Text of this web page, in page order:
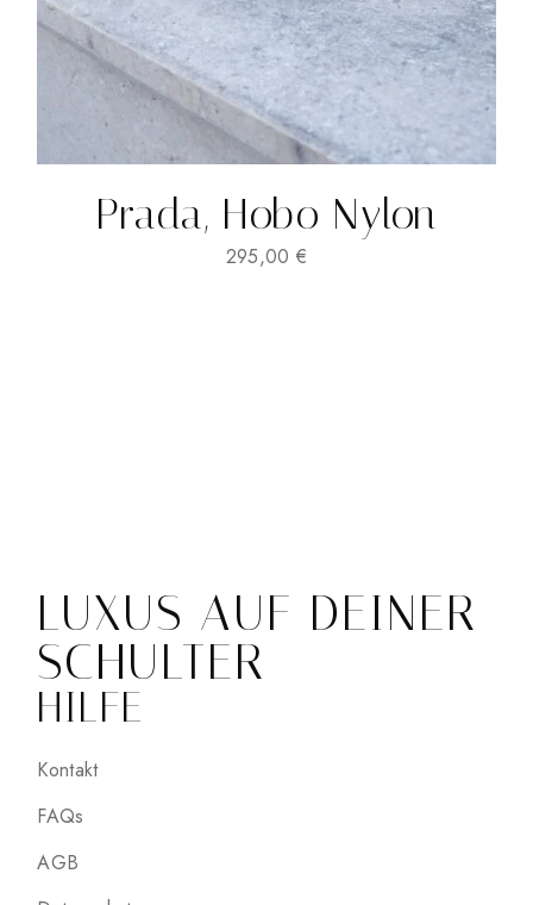
Prada, Hobo Nylon
295,00 €
LUXUS AUF DEINER
SCHULTER
HILFE
Kontakt
FAQs
AGB